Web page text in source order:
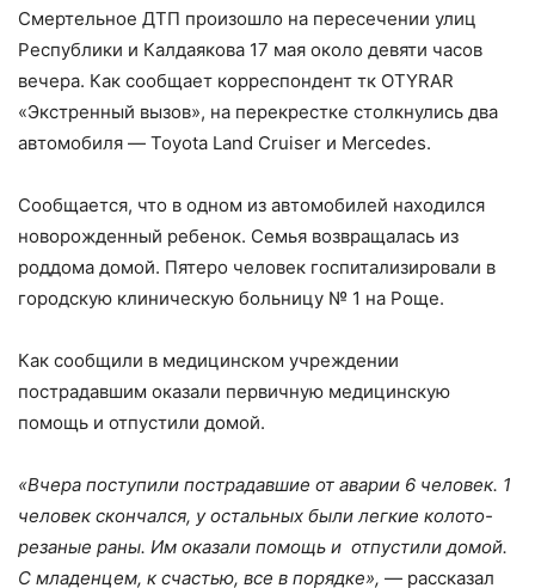
Смертельное ДТП произошло на пересечении улиц
Республики и Калдаякова 17 мая около девяти часов
вечера. Как сообщает корреспондент тк OTYRAR
«Экстренный вызов», на перекрестке столкнулись два
автомобиля — Toyota Land Cruiser и Mercedes.
Сообщается, что в одном из автомобилей находился
новорожденный ребенок. Семья возвращалась из
роддома домой. Пятеро человек госпитализировали в
городскую клиническую больницу № 1 на Роще.
Как сообщили в медицинском учреждении
пострадавшим оказали первичную медицинскую
помощь и отпустили домой.
«Вчера поступили пострадавшие от аварии 6 человек. 1
человек скончался, у остальных были легкие колото-
резаные раны. Им оказали помощь и отпустили домой.
С младенцем, к счастью, все в порядке», — рассказал